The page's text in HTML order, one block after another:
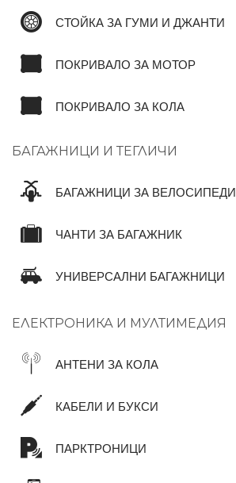
СТОЙКА ЗА ГУМИ И ДЖАНТИ
ПОКРИВАЛО ЗА МОТОР
ПОКРИВАЛО ЗА КОЛА
БАГАЖНИЦИ И ТЕГЛИЧИ
БАГАЖНИЦИ ЗА ВЕЛОСИПЕДИ
ЧАНТИ ЗА БАГАЖНИК
УНИВЕРСАЛНИ БАГАЖНИЦИ
ЕЛЕКТРОНИКА И МУЛТИМЕДИЯ
АНТЕНИ ЗА КОЛА
КАБЕЛИ И БУКСИ
ПАРКТРОНИЦИ